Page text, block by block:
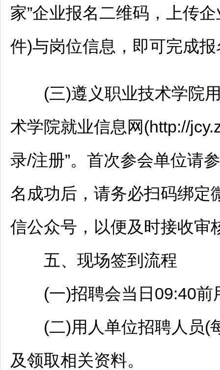
家”企业报名二维码，上传
件)与岗位信息，即可完成
(三)遵义职业技术学院
术学院就业信息网(http://
录/注册”。首次参会单位请
名成功后，请务必扫码绑定
信公众号，以便及时接收审
五、现场签到流程
(一)招聘会当日09:40前
(二)用人单位招聘人员(
及领取相关资料。